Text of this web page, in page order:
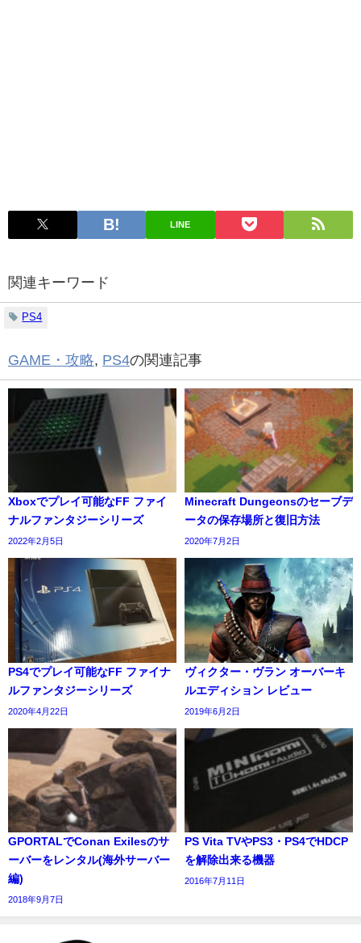
LINE
関連キーワード
PS4
GAME・攻略, PS4の関連記事
Xboxでプレイ可能なFF ファイ
ナルファンタジーシリーズ
2022年2月5日
Minecraft Dungeonsのセーブデ
ータの保存場所と復旧方法
2020年7月2日
PS4でプレイ可能なFF ファイナ
ルファンタジーシリーズ
2020年4月22日
ヴィクター・ヴラン オーバーキ
ルエディション レビュー
2019年6月2日
GPORTALでConan Exilesのサ
ーバーをレンタル(海外サーバー
編)
2018年9月7日
PS Vita TVやPS3・PS4でHDCP
を解除出来る機器
2016年7月11日